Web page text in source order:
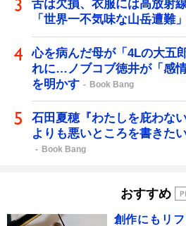
舌は欠損、衣服には高放射
「世界一不気味な山岳遭難
心を病んだ母が「4Lの大五
れに…ノブコブ徳井が「感
を明かす
Book Bang
石田夏穂『わたしを庇わな
よりも悪いところを書きた
Book Bang
おすすめ
創作にもリ